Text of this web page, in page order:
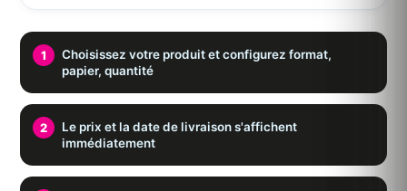
Choisissez votre produit et configurez format,
papier, quantité
Le prix et la date de livraison s'affichent
immédiatement